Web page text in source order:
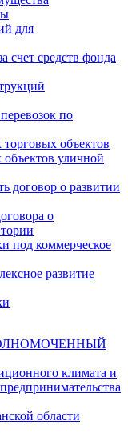
для
счет средств фонда
по
объектов
уличной
договор о развитии
о
под коммерческое
развитие
климата и
области